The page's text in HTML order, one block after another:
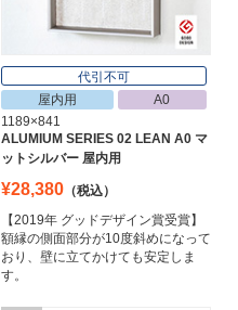
代引不可
屋内用
A0
1189×841
ALUMIUM SERIES 02 LEAN A0 マ
ットシルバー 屋内用
¥28,380 （税込）
【2019年 グッドデザイン賞受賞】
額縁の側面部分が10度斜めになって
おり、壁に立てかけても安定しま
す。